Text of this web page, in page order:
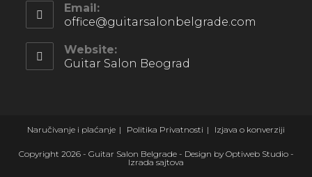
Email:
office@guitarsalonbelgrade.com
Website:
Guitar Salon Beograd
Naručivanje i plaćanje Politika Privatnosti Izjava o konverziji
Copyright 2026 - Guitar Salon Belgrade - Design by Optiweb Studio -
Izrada sajtova